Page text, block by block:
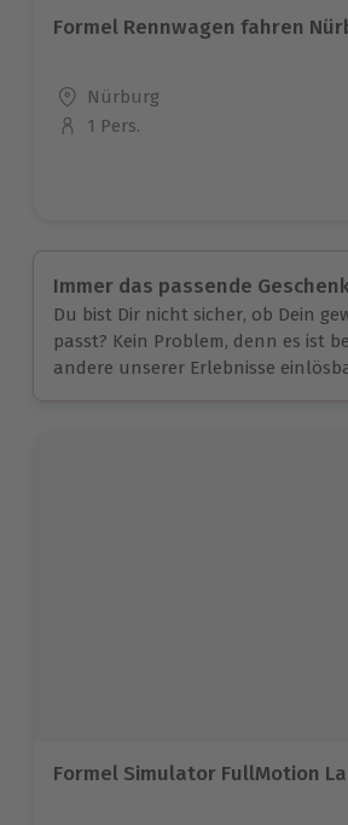
Formel Rennwagen fahren
Standort
Nürburg
Anzahl der Teilnehmer
1 Pers.
Immer das passende
Du bist Dir nicht sicher, ob Dein
passt? Kein Problem, denn es ist
andere unserer Erlebnisse
Formel Simulator FullMotion